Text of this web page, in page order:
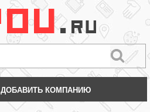
ДОБАВИТЬ КОМПАНИЮ